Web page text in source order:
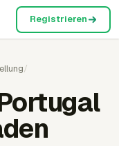
Registrieren
/